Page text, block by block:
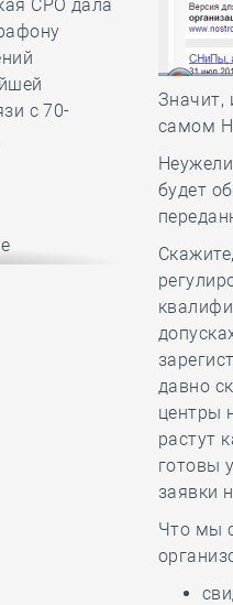
СРО дала
с 70-
Значит,
самом
будет
давно
центры
растут
готовы
заявки
Что мы